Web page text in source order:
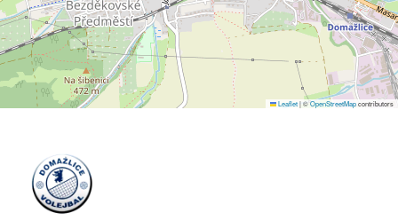
Leaflet|©OpenStreetMapcontributors